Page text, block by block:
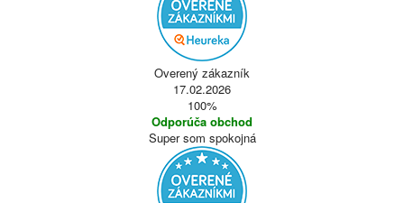
Overený zákazník
17.02.2026
100%
Odporúča obchod
Super som spokojná